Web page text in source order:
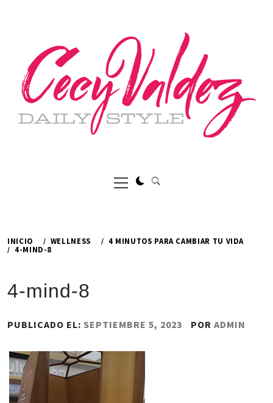
Menú
principal
INICIO WELLNESS
4 MINUTOS PARA CAMBIAR TU VIDA
4-MIND-8
4-mind-8
PUBLICADO EL: SEPTIEMBRE 5, 2023 POR ADMIN